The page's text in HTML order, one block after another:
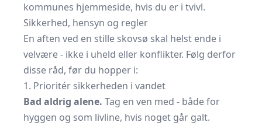
kommunes hjemmeside, hvis du er i tvivl.
Sikkerhed, hensyn og regler
En aften ved en stille skovsø skal helst ende i
velvære - ikke i uheld eller konflikter. Følg derfor
disse råd, før du hopper i:
1. Prioritér sikkerheden i vandet
Bad aldrig alene. Tag en ven med - både for
hyggen og som livline, hvis noget går galt.